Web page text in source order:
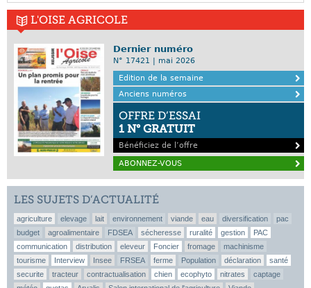
L'OISE AGRICOLE
Dernier numéro
N° 17421 | mai 2026
Edition de la semaine
Anciens numéros
OFFRE D’ESSAI
1 N° GRATUIT
Bénéficiez de l’offre
ABONNEZ-VOUS
LES SUJETS D’ACTUALITÉ
agriculture elevage lait environnement viande eau diversification
pac
budget
agroalimentaire FDSEA sécheresse ruralité gestion
PAC
communication
distribution eleveur Foncier fromage
machinisme
tourisme
Interview Insee FRSEA ferme Population déclaration
santé
securite
tracteur contractualisation chien ecophyto nitrates
captage